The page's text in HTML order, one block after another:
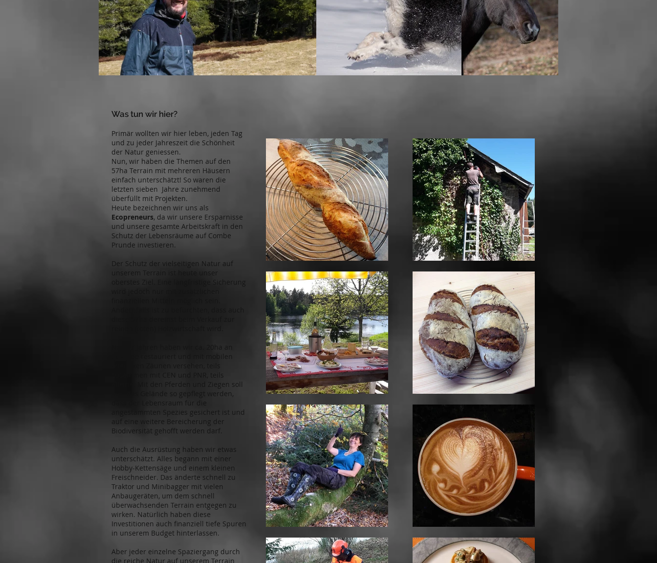
Was tun wir hier?
Primär wollten wir hier leben, jeden Tag
und zu jeder Jahreszeit die Schönheit
der Natur geniessen.
Nun, wir haben die Themen auf den
57ha Terrain mit mehreren Häusern
einfach unterschätzt! So waren die
letzten sieben Jahre zunehmend
überfüllt mit Projekten.
Heute bezeichnen wir uns als
Ecopreneurs, da wir unsere Ersparnisse
und unsere gesamte Arbeitskraft in den
Schutz der Lebensräume auf Combe
Prunde investieren.
Der Schutz der vielseitigen Natur auf
unserem Terrain ist heute unser
oberstes Ziel. Eine langfristige Sicherung
zusammen mit CEN und PNR, teils
alleine. Mit den Pferden und Ziegen soll
nun das Gelände so gepflegt werden,
dass der Lebensraum für die
angestammten Spezies gesichert ist und
auf eine weitere Bereicherung der
Biodiversität gehofft werden darf.
Auch die Ausrüstung haben wir etwas
unterschätzt. Alles begann mit einer
Hobby-Kettensäge und einem kleinen
Freischneider. Das änderte schnell zu
Traktor und Minibagger mit vielen
Anbaugeräten, um dem schnell
überwachsenden Terrain entgegen zu
wirken. Natürlich haben diese
Investitionen auch finanziell tiefe Spuren
in unserem Budget hinterlassen.
Aber jeder einzelne Spaziergang durch
die reiche Natur auf unserem Terrain